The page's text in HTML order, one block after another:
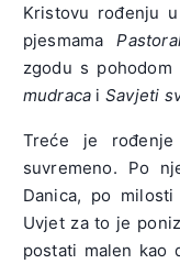
Kristovu rođenju
pjesmama
zgodu s pohodom
mudraca i Savjeti
Treće je rođenje
suvremeno. Po
Danica, po
Uvjet za to je
postati malen kao